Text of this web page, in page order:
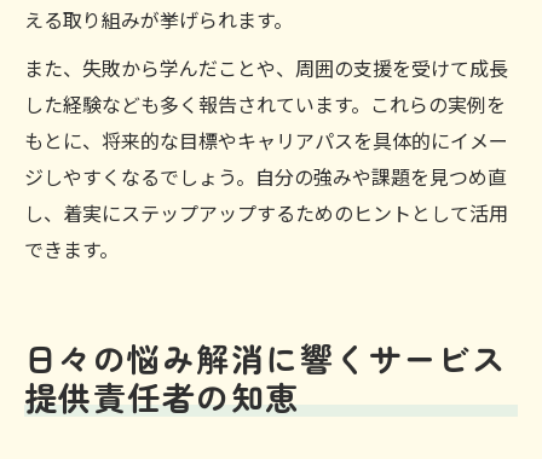
える取り組みが挙げられます。
また、失敗から学んだことや、周囲の支援を受けて成長
した経験なども多く報告されています。これらの実例を
もとに、将来的な目標やキャリアパスを具体的にイメー
ジしやすくなるでしょう。自分の強みや課題を見つめ直
し、着実にステップアップするためのヒントとして活用
できます。
日々の悩み解消に響くサービス
提供責任者の知恵